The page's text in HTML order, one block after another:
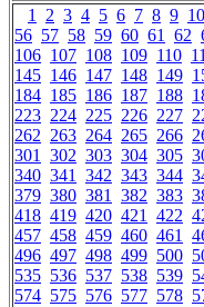
1 2 3 4 5 6 7 8 9 10
56 57 58 59 60 61 62
106 107 108 109 110
145 146 147 148 149
184 185 186 187 188
223 224 225 226 227
262 263 264 265 266
301 302 303 304 305
340 341 342 343 344
379 380 381 382 383
418 419 420 421 422
457 458 459 460 461
496 497 498 499 500
535 536 537 538 539
574 575 576 577 578